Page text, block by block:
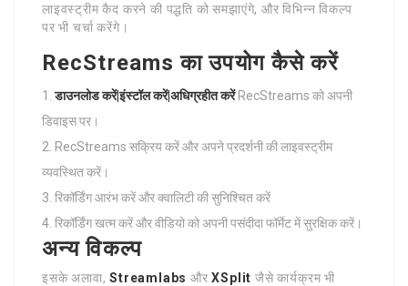
लाइवस्ट्रीम कैद करने की पद्धति को समझाएंगे, और विभिन्न विकल्प
पर भी चर्चा करेंगे।
RecStreams का उपयोग कैसे करें
डाउनलोड करें|इंस्टॉल करें|अधिग्रहीत करेंRecStreams को अपनी
डिवाइस पर।
RecStreams सक्रिय करें और अपने प्रदर्शनी की लाइवस्ट्रीम
व्यवस्थित करें।
रिकॉर्डिंग आरंभ करें और क्वालिटी की सुनिश्चित करें
रिकॉर्डिंग खत्म करें और वीडियो को अपनी पसंदीदा फॉर्मेट में सुरक्षिक करें।
अन्य विकल्प
इसके अलावा,Streamlabs औरXSplit जैसे कार्यक्रम भी